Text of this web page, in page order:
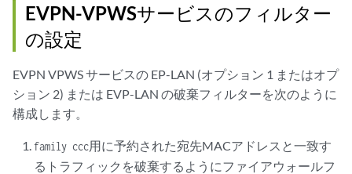
EVPN-VPWSサービスのフィルター
の設定
EVPN VPWS サービスの EP-LAN (オプション 1 またはオプ
ション 2) または EVP-LAN の破棄フィルターを次のように
構成します。
family ccc用に予約された宛先MACアドレスと一致す
るトラフィックを破棄するようにファイアウォールフ